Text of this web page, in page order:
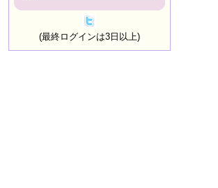
(最終ログインは3日以上)